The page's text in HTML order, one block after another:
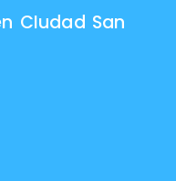
CIudad San